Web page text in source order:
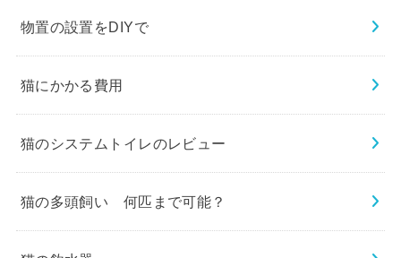
物置の設置をDIYで
猫にかかる費用
猫のシステムトイレのレビュー
猫の多頭飼い 何匹まで可能？